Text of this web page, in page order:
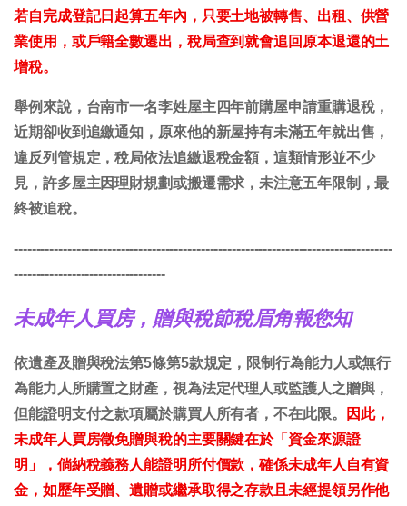
若自完成登記日起算五年內，只要土地被轉售、出租、供營
業使用，或戶籍全數遷出，稅局查到就會追回原本退還的土
增稅。
舉例來說，台南市一名李姓屋主四年前購屋申請重購退稅，
近期卻收到追繳通知，原來他的新屋持有未滿五年就出售，
違反列管規定，稅局依法追繳退稅金額，這類情形並不少
見，許多屋主因理財規劃或搬遷需求，未注意五年限制，最
終被追稅。
-------------------------------------------------------------------------------------
----------------------------------
未成年人買房，贈與稅節稅眉角報您知
依遺產及贈與稅法第5條第5款規定，限制行為能力人或無行
為能力人所購置之財產，視為法定代理人或監護人之贈與，
但能證明支付之款項屬於購買人所有者，不在此限。
因此，
未成年人買房徵免贈與稅的主要關鍵在於「資金來源證
明」，倘納稅義務人能證明所付價款，確係未成年人自有資
金，如歷年受贈、遺贈或繼承取得之存款且未經提領另作他